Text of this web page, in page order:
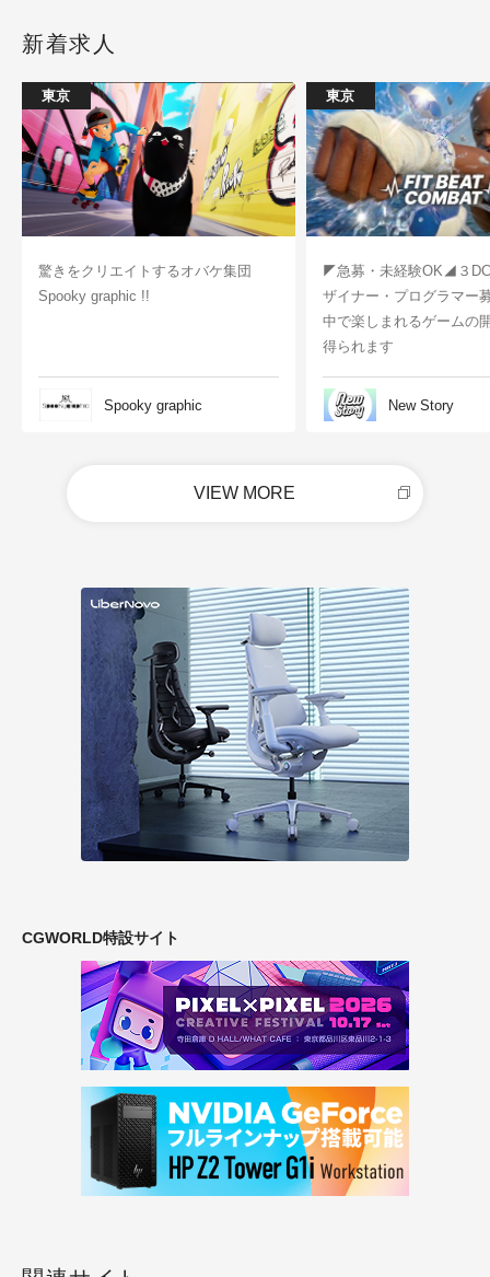
新着求人
東京
驚きをクリエイトするオバケ集団
Spooky graphic !!
Spooky graphic
東京
◤急募・未経験OK◢３
ザイナー・プログラマー
中で楽しまれるゲームの
得られます
New Story
VIEW MORE
CGWORLD特設サイト